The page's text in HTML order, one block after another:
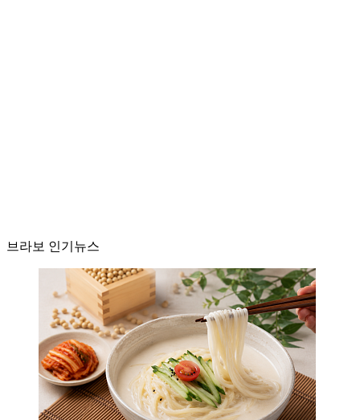
브라보 인기뉴스